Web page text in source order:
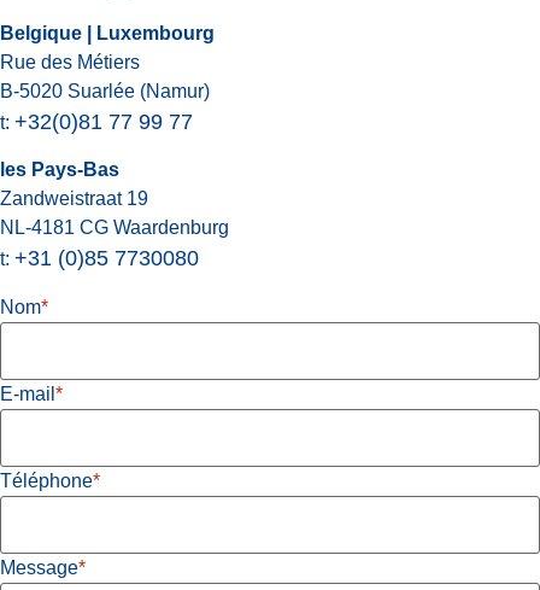
Belgique | Luxembourg
Rue des Métiers
B-5020 Suarlée (Namur)
t: +32(0)81 77 99 77
les Pays-Bas
Zandweistraat 19
NL-4181 CG Waardenburg
t: +31 (0)85 7730080
Nom*
E-mail *
Téléphone*
Message*